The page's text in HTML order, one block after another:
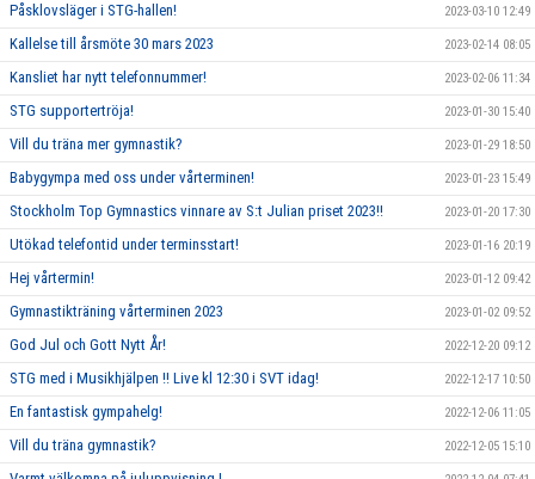
Påsklovsläger i STG-hallen! 2023-03-10 12:49
Kallelse till årsmöte 30 mars 2023 2023-02-14 08:05
Kansliet har nytt telefonnummer! 2023-02-06 11:34
STG supportertröja! 2023-01-30 15:40
Vill du träna mer gymnastik? 2023-01-29 18:50
Babygympa med oss under vårterminen! 2023-01-23 15:49
Stockholm Top Gymnastics vinnare av S:t Julian priset 2023!! 2023-01-20 17:30
Utökad telefontid under terminsstart! 2023-01-16 20:19
Hej vårtermin! 2023-01-12 09:42
Gymnastikträning vårterminen 2023 2023-01-02 09:52
God Jul och Gott Nytt År! 2022-12-20 09:12
STG med i Musikhjälpen !! Live kl 12:30 i SVT idag! 2022-12-17 10:50
En fantastisk gympahelg! 2022-12-06 11:05
Vill du träna gymnastik? 2022-12-05 15:10